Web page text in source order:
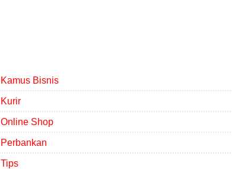
Kamus Bisnis
Kurir
Online Shop
Perbankan
Tips